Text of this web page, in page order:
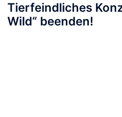
Tierfeindliches
Wild“ beenden!